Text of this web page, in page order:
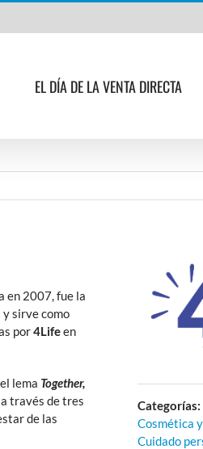
EL DÍA DE LA VENTA DIRECTA
en 2007, fue la
sirve como
por4Lifeen
lema Together,
través de tres
de las
Categorías:
Cosmética
Cuidado